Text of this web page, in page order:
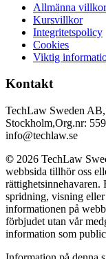
Allmänna villkor
Kursvillkor
Integritetspolicy
Cookies
Viktig
Kontakt
TechLaw Sweden
Stockholm,Org.nr:
info@techlaw.se
© 2026 TechLaw
webbsida tillhör oss
rättighetsinnehavaren.
spridning, visning
informationen på
förbjudet utan vår
information som